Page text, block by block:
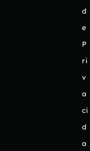
d
e
P
ri
v
a
ci
d
a